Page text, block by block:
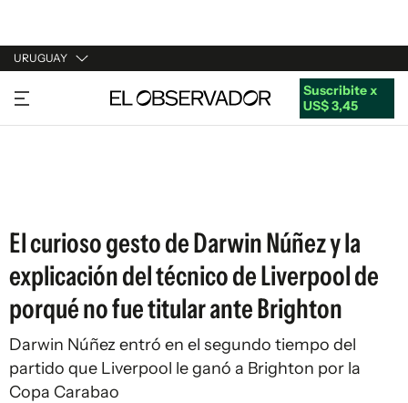
URUGUAY
URUGUAY
ARGENTINA
Suscribite x
US$ 3,45
El curioso gesto de Darwin Núñez y la
explicación del técnico de Liverpool de
porqué no fue titular ante Brighton
Darwin Núñez entró en el segundo tiempo del
partido que Liverpool le ganó a Brighton por la
Copa Carabao